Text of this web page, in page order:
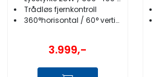
Trådløs fjernkontroll
360°horisontal / 60° vertikal bevegelse
3.999,-